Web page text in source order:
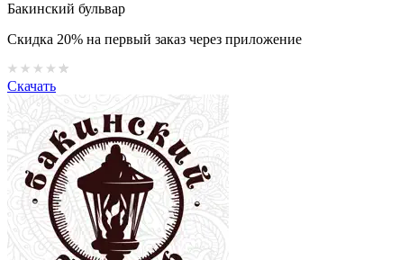
Бакинский бульвар
Скидка 20% на первый заказ через приложение
Скачать